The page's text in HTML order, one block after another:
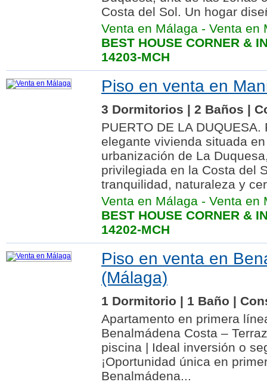
Costa del Sol. Un hogar
Venta en Málaga - Venta en
BEST HOUSE CORNER &
14203-MCH
Piso en venta en
3 Dormitorios | 2 Baños |
PUERTO DE LA
elegante vivienda situada
urbanización de La
privilegiada en la Costa del
tranquilidad, naturaleza y
Venta en Málaga - Venta en
BEST HOUSE CORNER &
14202-MCH
Piso en venta en
(Málaga)
1 Dormitorio | 1 Baño |
Apartamento en primera
Benalmádena Costa –
piscina | Ideal inversión o
¡Oportunidad única en
Benalmádena...